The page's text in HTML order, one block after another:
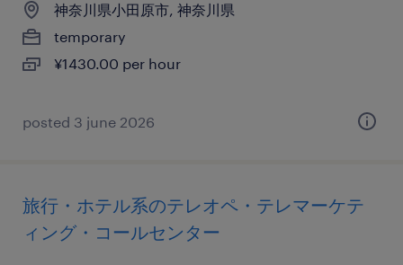
神奈川県小田原市, 神奈川県
temporary
¥1430.00 per hour
posted 3 june 2026
旅行・ホテル系のテレオペ・テレマーケテ
ィング・コールセンター